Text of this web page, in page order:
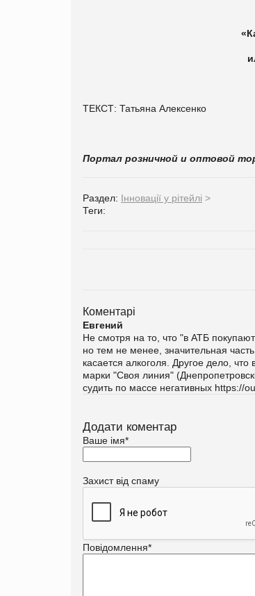
ТЕКСТ: Татьяна Алексенко
Портал розничной и оптовой
Раздел: Інновації у рітейлі >
Теги:
Коментарі
Евгений
Не смотря на то, что "в АТБ
но тем не менее, значительная
касается алкоголя. Другое дело,
марки "Своя линия"
судить по массе негативных https://
Додати коментар
Ваше імя*
Захист від спаму
Повідомлення*